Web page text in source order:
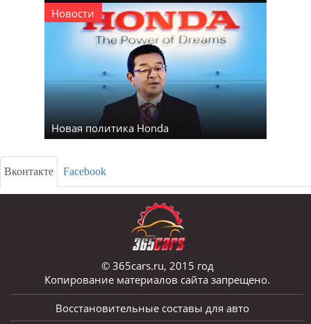
Новости
Новая политика Honda
Вконтакте Facebook
© 365cars.ru, 2015 год
Копирование материалов сайта запрещено.
Восстановительные составы для авто